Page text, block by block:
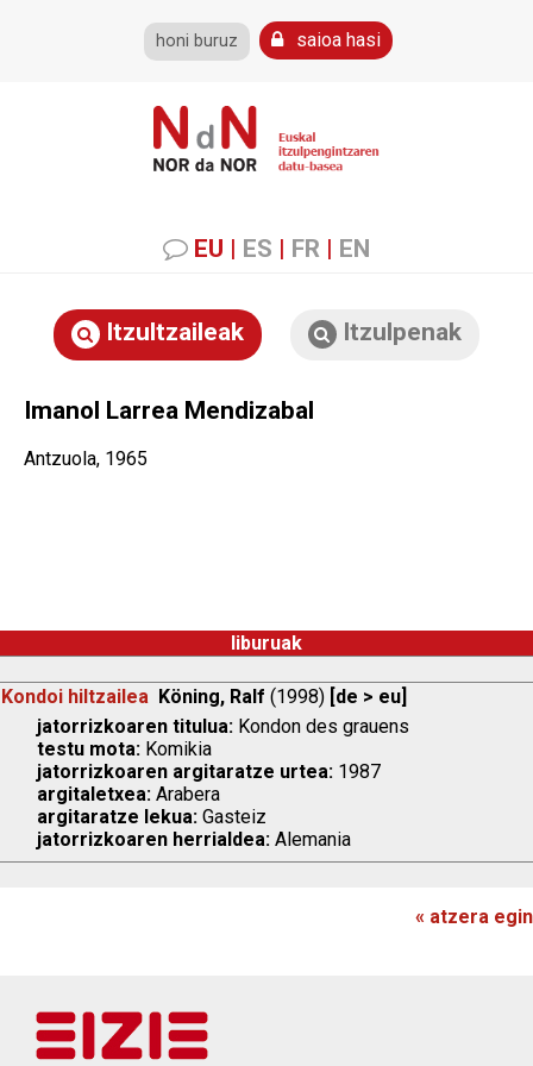
honi buruz saioa hasi
EU | ES | FR | EN
Itzultzaileak Itzulpenak
Imanol Larrea Mendizabal
Antzuola, 1965
liburuak
Kondoi hiltzailea Köning, Ralf (1998) [de > eu]
jatorrizkoaren titulua: Kondon des grauens
testu mota: Komikia
jatorrizkoaren argitaratze urtea: 1987
argitaletxea: Arabera
argitaratze lekua: Gasteiz
jatorrizkoaren herrialdea: Alemania
« atzera egin